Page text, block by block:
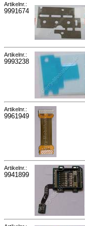
Artikelnr.:
9991674
Artikelnr.:
9993238
Artikelnr.:
9961949
Artikelnr.:
9941899